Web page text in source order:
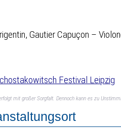
Gautier Capuçon –
Festival Leipzig
mit großer Sorgfalt. Dennoch kann es zu